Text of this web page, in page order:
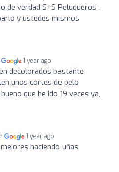
de verdad S+S Peluqueros ,
y ustedes mismos
1 year ago
decolorados bastante
unos cortes de pelo
que he ido 19 veces ya,
1 year ago
haciendo uñas